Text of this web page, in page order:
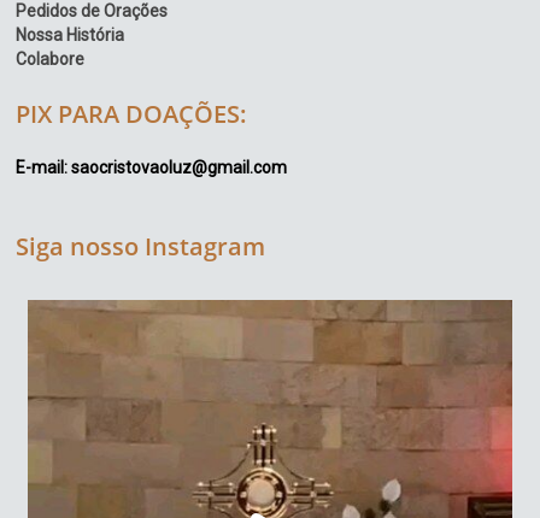
Pedidos de Orações
Nossa História
Colabore
PIX PARA DOAÇÕES:
E-mail: saocristovaoluz@gmail.com
Siga nosso Instagram